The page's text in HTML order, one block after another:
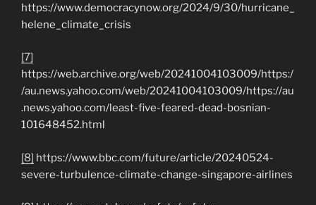
https://www.democracynow.org/2024/9/30/hurricane_
helene_climate_crisis
[7]
https://web.archive.org/web/20241004103009/https:/
/au.news.yahoo.com/web/20241004103009/https://au
.news.yahoo.com/least-five-feared-dead-bosnian-
101648452.html
[8] https://www.bbc.com/future/article/20240524-
severe-turbulence-climate-change-singapore-airlines